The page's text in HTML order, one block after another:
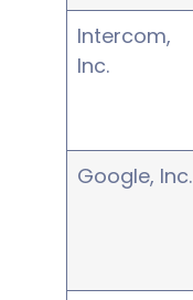
Intercom,
Inc.
Google, Inc.